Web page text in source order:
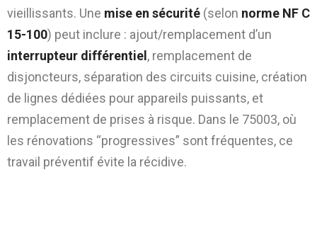
vieillissants. Une mise en sécurité (selon norme NF C
15-100) peut inclure : ajout/remplacement d’un
interrupteur différentiel, remplacement de
disjoncteurs, séparation des circuits cuisine, création
de lignes dédiées pour appareils puissants, et
remplacement de prises à risque. Dans le 75003, où
les rénovations “progressives” sont fréquentes, ce
travail préventif évite la récidive.